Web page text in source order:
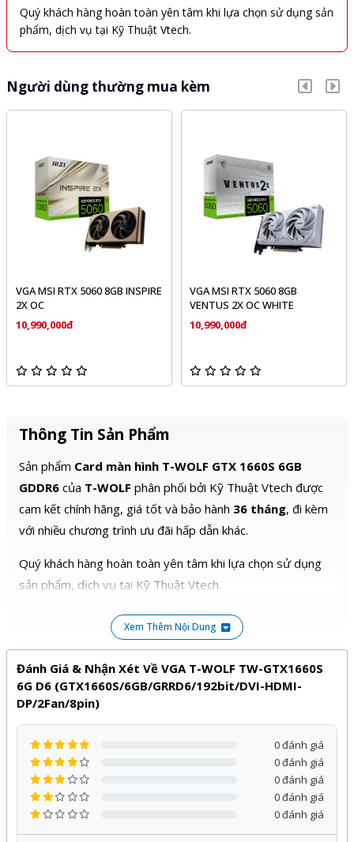
Quý khách hàng hoàn toàn yên tâm khi lựa chọn sử dụng sản
phẩm, dịch vụ tại Kỹ Thuật Vtech.
Người dùng thường mua kèm
VGA MSI RTX 5060 8GB INSPIRE
2X OC
10,990,000đ
VGA MSI RTX 5060 8GB
VENTUS 2X OC WHITE
10,990,000đ
Thông Tin Sản Phẩm
Sản phẩm Card màn hình T-WOLF GTX 1660S 6GB
GDDR6 của T-WOLF phân phối bởi Kỹ Thuật Vtech được
cam kết chính hãng, giá tốt và bảo hành 36 tháng, đi kèm
với nhiều chương trình ưu đãi hấp dẫn khác.
Quý khách hàng hoàn toàn yên tâm khi lựa chọn sử dụng
sản phẩm, dịch vụ tại Kỹ Thuật Vtech.
Xem Thêm Nội Dung
Đánh Giá & Nhận Xét Về VGA T-WOLF TW-GTX1660S
6G D6 (GTX1660S/6GB/GRRD6/192bit/DVI-HDMI-
DP/2Fan/8pin)
0 đánh giá
0 đánh giá
0 đánh giá
0 đánh giá
0 đánh giá